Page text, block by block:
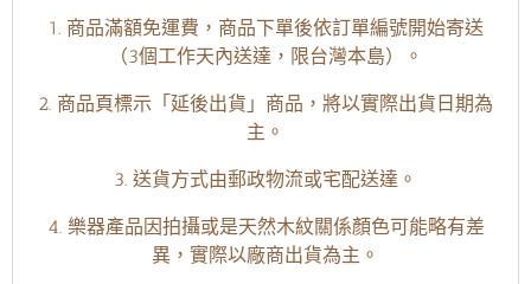
1. 商品滿額免運費，商品下單後依訂單編號開始寄送
（3個工作天內送達，限台灣本島）。
2. 商品頁標示「延後出貨」商品，將以實際出貨日期為
主。
3. 送貨方式由郵政物流或宅配送達。
4. 樂器產品因拍攝或是天然木紋關係顏色可能略有差
異，實際以廠商出貨為主。